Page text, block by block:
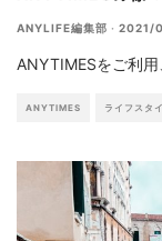
ANYLIFE編集部 · 2021/
ANYTIMESをご利
ANYTIMES ライフスタ